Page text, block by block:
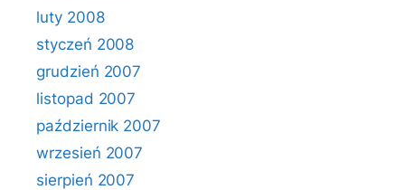
luty 2008
styczeń 2008
grudzień 2007
listopad 2007
październik 2007
wrzesień 2007
sierpień 2007